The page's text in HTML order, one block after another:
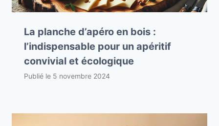
La planche d’apéro en bois :
l’indispensable pour un apéritif
convivial et écologique
Publié le 5 novembre 2024